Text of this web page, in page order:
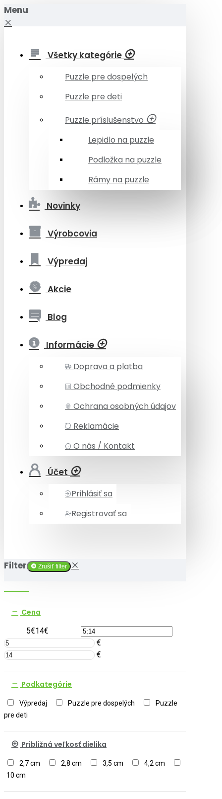
Menu
Všetky kategórie
Puzzle pre dospelých
Puzzle pre deti
Puzzle príslušenstvo
Lepidlo na puzzle
Podložka na puzzle
Rámy na puzzle
Novinky
Výrobcovia
Výpredaj
Akcie
Blog
Informácie
Doprava a platba
Obchodné podmienky
Ochrana osobných údajov
Reklamácie
O nás / Kontakt
Účet
Prihlásiť sa
Registrovať sa
Filter Zrušiť filter
Cena
5€14€
€
€
Podkategórie
Výpredaj Puzzle pre dospelých
Puzzle
pre deti
Približná veľkosť dielika
2,7 cm 2,8 cm 3,5 cm
4,2 cm
10 cm